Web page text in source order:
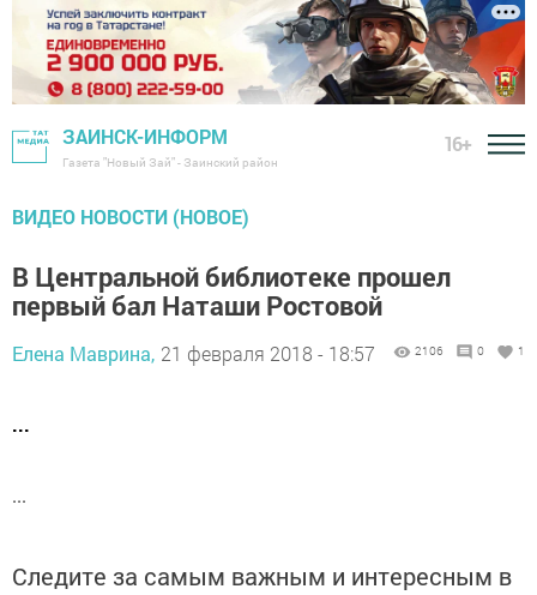
ЗАИНСК-ИНФОРМ
Газета "Новый Зай" - Заинский район
16+
ВИДЕО НОВОСТИ (НОВОЕ)
В Центральной библиотеке прошел
первый бал Наташи Ростовой
Елена Маврина, 21 февраля 2018 - 18:57 2106 0 1
...
...
Следите за самым важным и интересным в